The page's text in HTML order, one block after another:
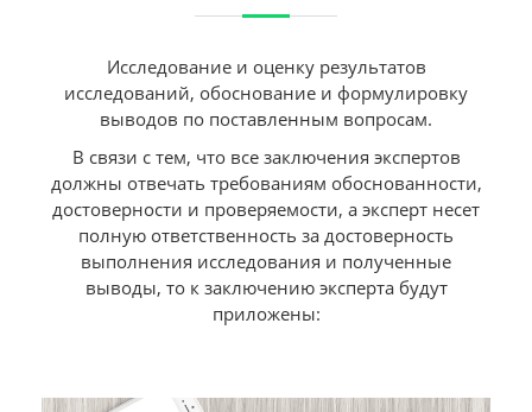
Исследование и оценку результатов
исследований, обоснование и формулировку
выводов по поставленным вопросам.
В связи с тем, что все заключения экспертов
должны отвечать требованиям обоснованности,
достоверности и проверяемости, а эксперт несет
полную ответственность за достоверность
выполнения исследования и полученные
выводы, то к заключению эксперта будут
приложены: